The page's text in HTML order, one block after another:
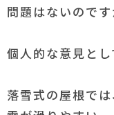
問題はないのです
個人的な意見とし
落雪式の屋根では